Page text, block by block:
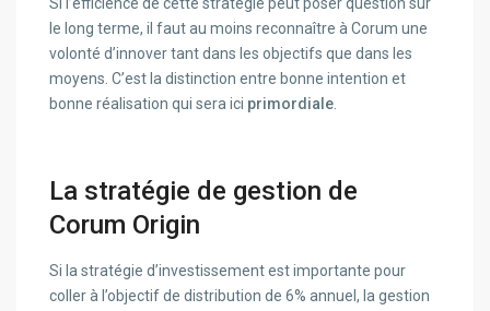
le long terme, il faut au moins reconnaître à Corum une
volonté d’innover tant dans les objectifs que dans les
moyens. C’est la distinction entre bonne intention et
bonne réalisation qui sera ici primordiale
La stratégie de gestion de
Corum Origin
Si la stratégie d’investissement est importante pour
coller à l’objectif de distribution de 6% annuel, la gestion